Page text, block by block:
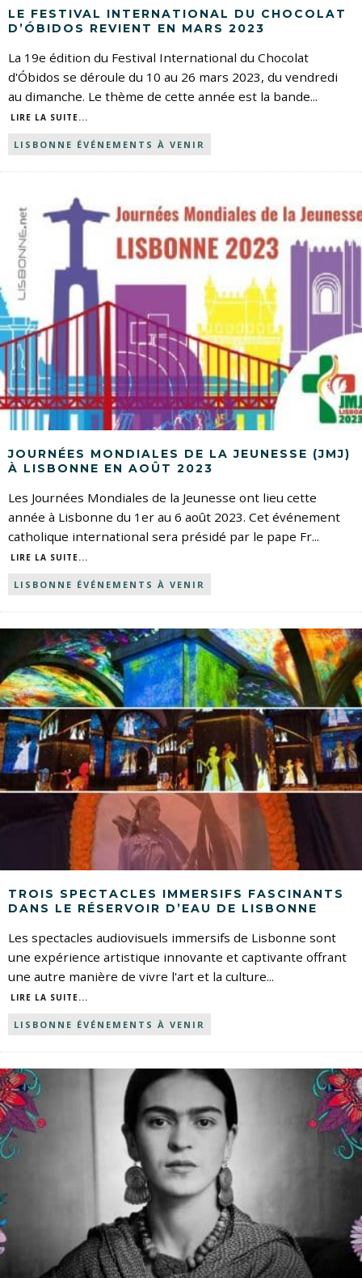
LE FESTIVAL INTERNATIONAL DU CHOCOLAT
D’ÓBIDOS REVIENT EN MARS 2023
La 19e édition du Festival International du Chocolat
d'Óbidos se déroule du 10 au 26 mars 2023, du vendredi
au dimanche. Le thème de cette année est la bande...
LIRE LA SUITE...
LISBONNE ÉVÉNEMENTS À VENIR
JOURNÉES MONDIALES DE LA JEUNESSE (JMJ)
À LISBONNE EN AOÛT 2023
Les Journées Mondiales de la Jeunesse ont lieu cette
année à Lisbonne du 1er au 6 août 2023. Cet événement
catholique international sera présidé par le pape Fr...
LIRE LA SUITE...
LISBONNE ÉVÉNEMENTS À VENIR
TROIS SPECTACLES IMMERSIFS FASCINANTS
DANS LE RÉSERVOIR D’EAU DE LISBONNE
Les spectacles audiovisuels immersifs de Lisbonne sont
une expérience artistique innovante et captivante offrant
une autre manière de vivre l'art et la culture...
LIRE LA SUITE...
LISBONNE ÉVÉNEMENTS À VENIR